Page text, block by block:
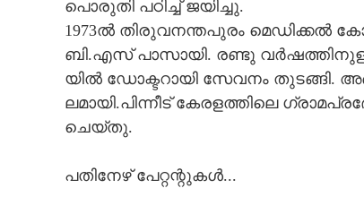
പൊ​രു​തി​ പ​ഠി​ച്ച് ജ​യി​ച്ചു​.
​1​9​7​3​ൽ​ തി​രു​വ​ന​ന്ത​പു​രം​ മെ​ഡി​ക്ക​ൽ​
ബി​.എ​സ് പാ​സാ​യി​. ര​ണ്ടു​
യി​ൽ​ ഡോ​ക്ട​റാ​യി​ സേ​വ​നം​
ല​മാ​യി​.പി​ന്നീ​ട് കേ​ര​ള​ത്തി​ലെ​
ചെ​യ്തു​.
​​പ​തി​നേ​ഴ് പേ​റ്റ​ന്റു​ക​ൾ​...